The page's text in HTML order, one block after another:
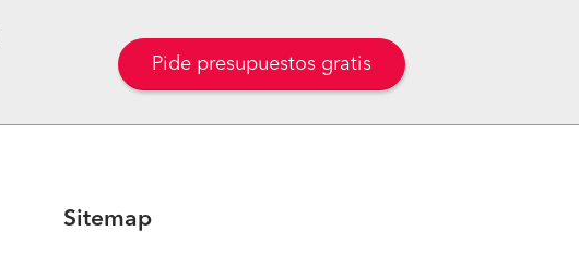
Pide presupuestos gratis
Sitemap